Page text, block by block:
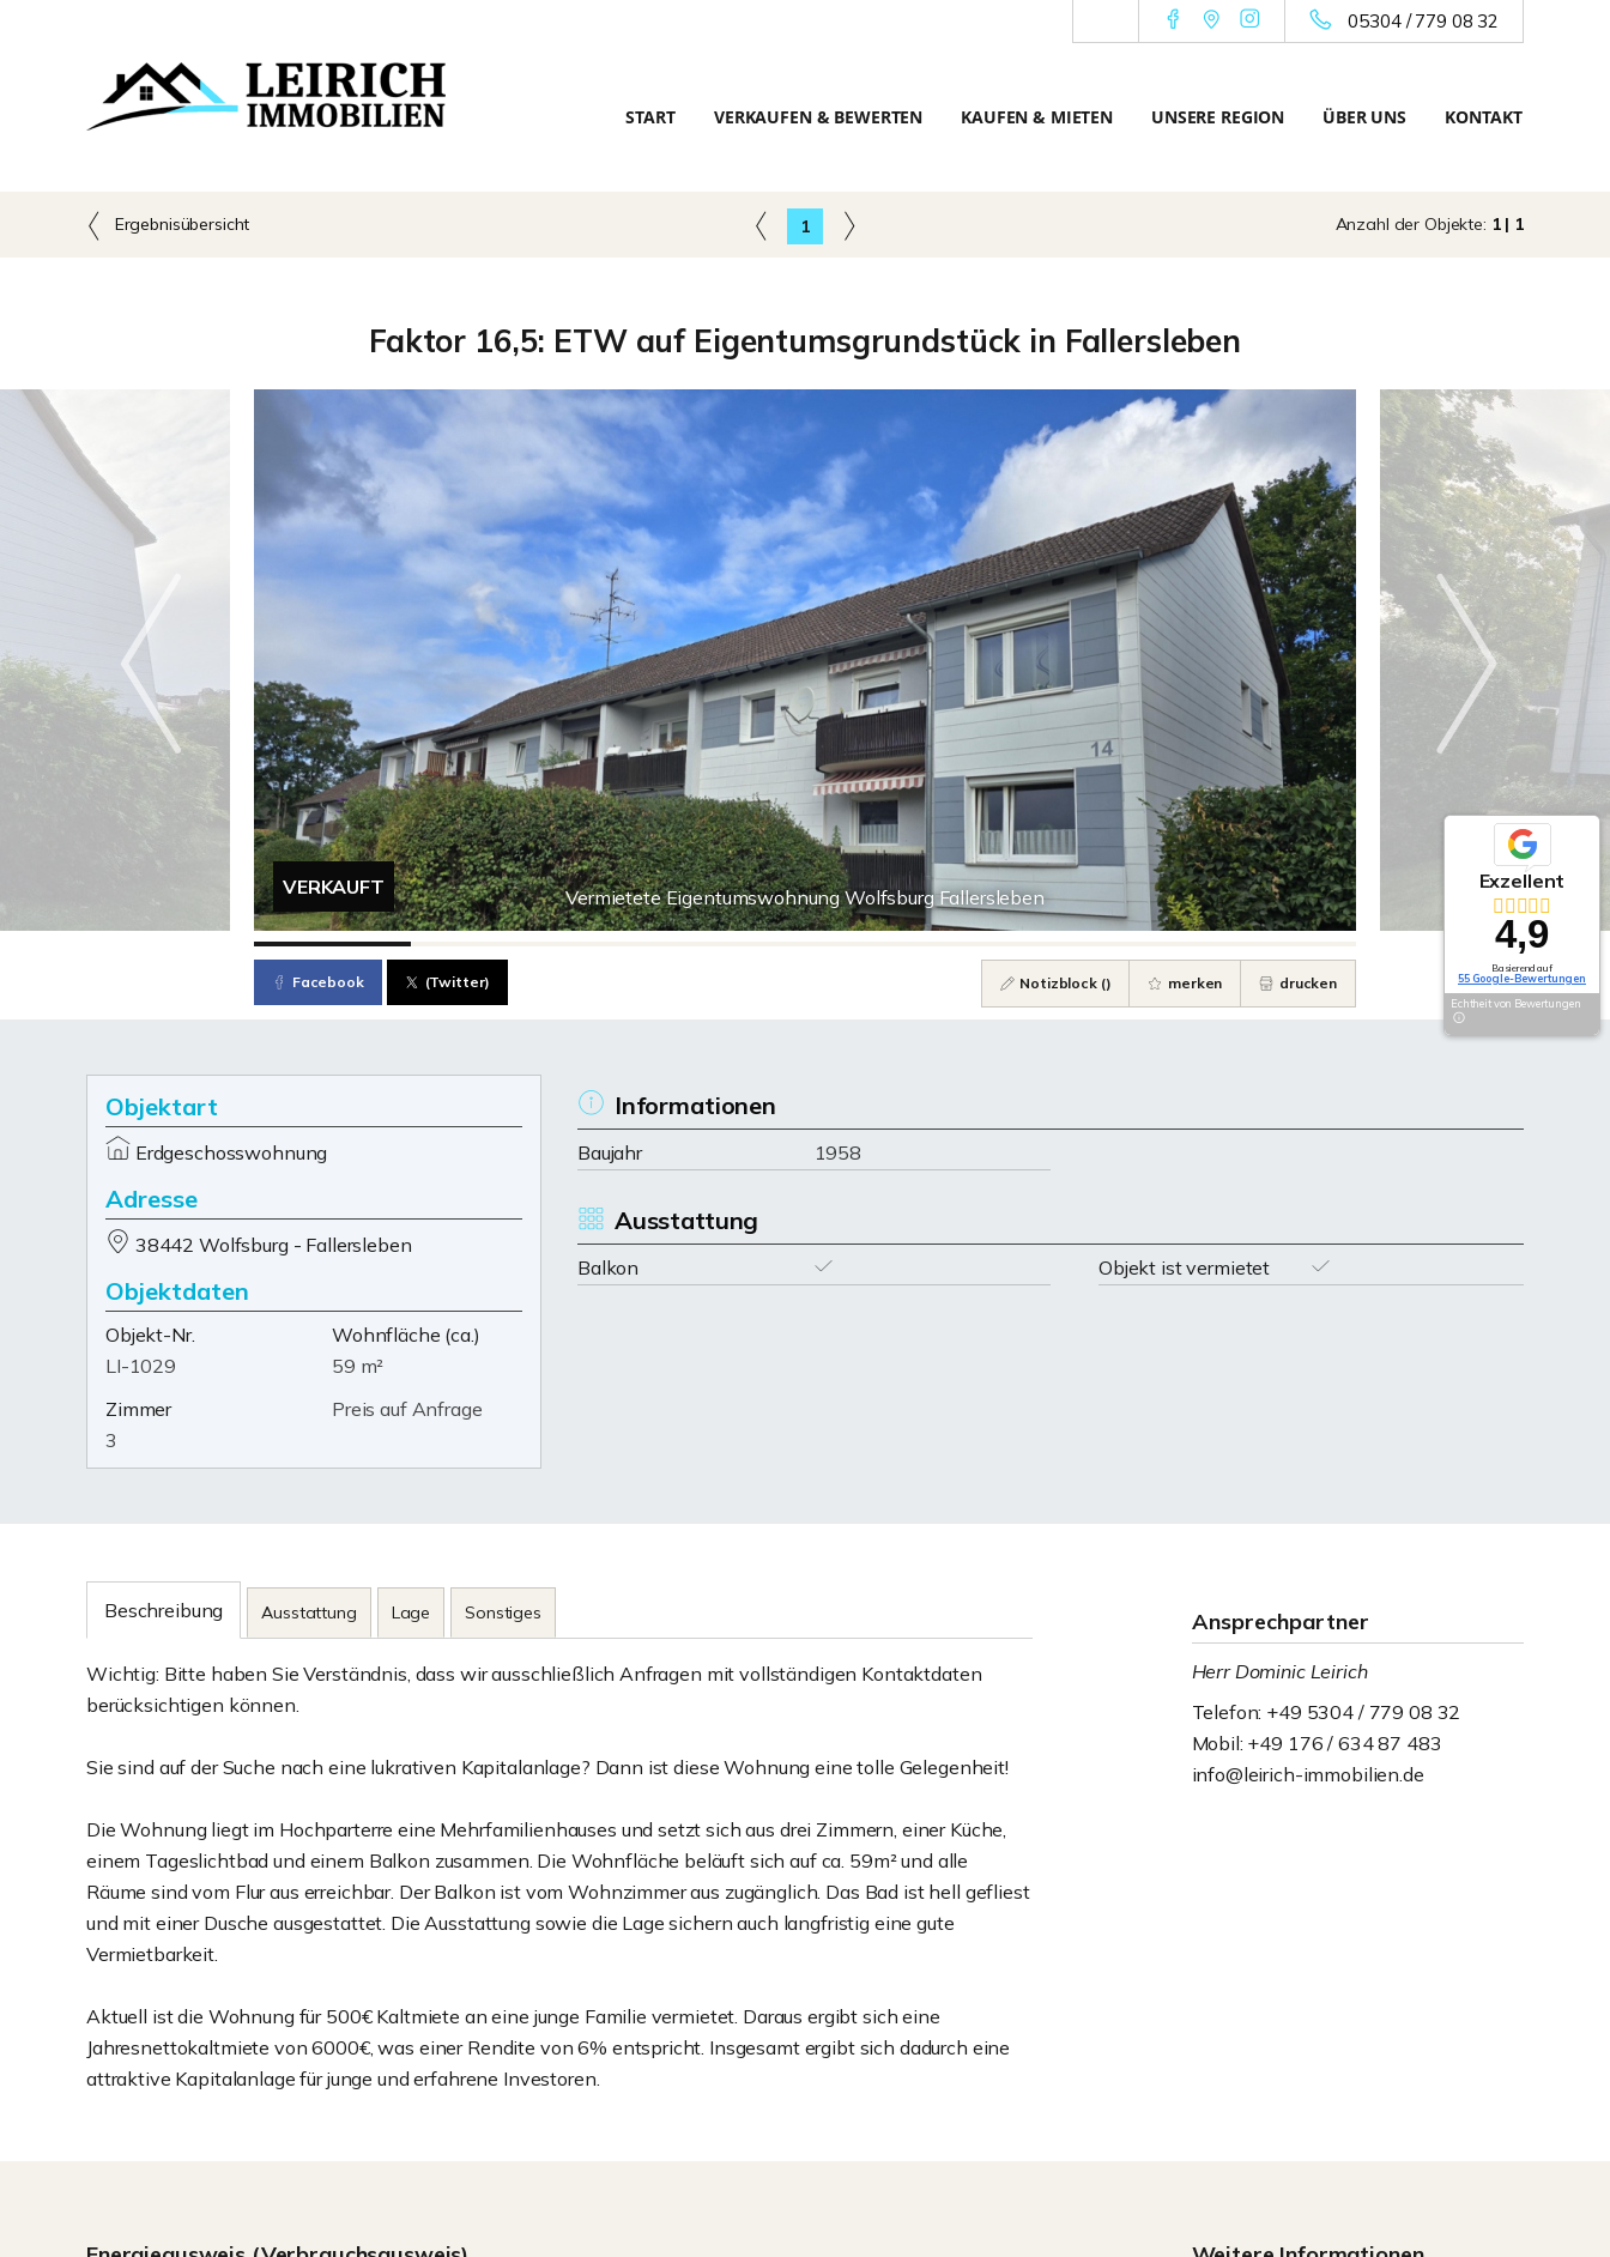
05304 / 779 08 32
START VERKAUFEN & BEWERTEN KAUFEN & MIETEN UNSERE REGION ÜBER UNS KONTAKT
Ergebnisübersicht 1 Anzahl der Objekte: 1 | 1
Faktor 16,5: ETW auf Eigentumsgrundstück in Fallersleben
Vermietete Eigentumswohnung Wolfsburg Fallersleben
VERKAUFT
Facebook (Twitter) Notizblock () merken drucken
Objektart
Erdgeschosswohnung
Adresse
38442 Wolfsburg - Fallersleben
Objektdaten
Objekt-Nr.
LI-1029
Wohnfläche (ca.)
59 m²
Zimmer
3
Preis auf Anfrage
Informationen
Baujahr 1958
Ausstattung
Balkon Objekt ist vermietet
Beschreibung Ausstattung Lage Sonstiges
Wichtig: Bitte haben Sie Verständnis, dass wir ausschließlich Anfragen mit vollständigen Kontaktdaten
berücksichtigen können.
Sie sind auf der Suche nach eine lukrativen Kapitalanlage? Dann ist diese Wohnung eine tolle Gelegenheit!
Die Wohnung liegt im Hochparterre eine Mehrfamilienhauses und setzt sich aus drei Zimmern, einer Küche,
einem Tageslichtbad und einem Balkon zusammen. Die Wohnfläche beläuft sich auf ca. 59m² und alle
Räume sind vom Flur aus erreichbar. Der Balkon ist vom Wohnzimmer aus zugänglich. Das Bad ist hell gefliest
und mit einer Dusche ausgestattet. Die Ausstattung sowie die Lage sichern auch langfristig eine gute
Vermietbarkeit.
Aktuell ist die Wohnung für 500€ Kaltmiete an eine junge Familie vermietet. Daraus ergibt sich eine
Jahresnettokaltmiete von 6000€, was einer Rendite von 6% entspricht. Insgesamt ergibt sich dadurch eine
attraktive Kapitalanlage für junge und erfahrene Investoren.
Ansprechpartner
Herr Dominic Leirich
Telefon: +49 5304 / 779 08 32
Mobil: +49 176 / 634 87 483
info@leirich-immobilien.de
Exzellent
4,9
Basierend auf
55 Google-Bewertungen
Echtheit von Bewertungen